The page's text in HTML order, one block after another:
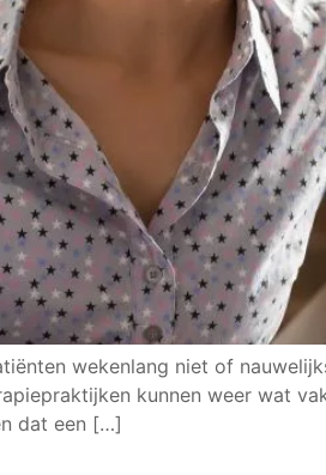
wekenlang niet of
kunnen weer wat
dat een […]